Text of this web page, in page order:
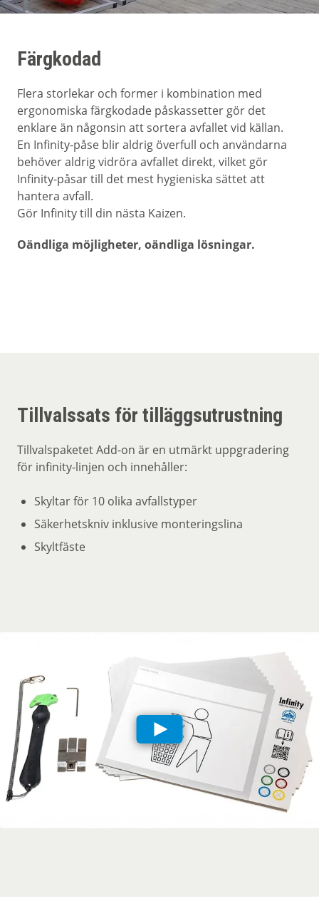
Färgkodad
Flera storlekar och former i kombination med
ergonomiska färgkodade påskassetter gör det
enklare än någonsin att sortera avfallet vid källan.
En Infinity-påse blir aldrig överfull och användarna
behöver aldrig vidröra avfallet direkt, vilket gör
Infinity-påsar till det mest hygieniska sättet att
hantera avfall.
Gör Infinity till din nästa Kaizen.
Oändliga möjligheter, oändliga lösningar.
Tillvalssats för tilläggsutrustning
Tillvalspaketet Add-on är en utmärkt uppgradering
för infinity-linjen och innehåller:
Skyltar för 10 olika avfallstyper
Säkerhetskniv inklusive monteringslina
Skyltfäste